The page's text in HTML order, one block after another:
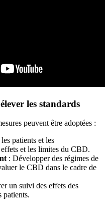
les standards
peuvent être adoptées :
patients et les
et les limites du CBD.
: Développer des régimes de
le CBD dans le cadre de
un suivi des effets des
patients.